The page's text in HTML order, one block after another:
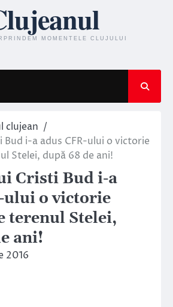
clujean
Bud i-a adus CFR-ului o victorie
Stelei, după 68 de ani!
Cristi Bud i-a
ului o victorie
terenul Stelei,
ani!
2016